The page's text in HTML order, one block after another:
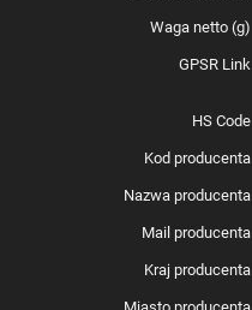
Waga netto (g)
GPSR Link
HS Code
Kod producenta
Nazwa producenta
Mail producenta
Kraj producenta